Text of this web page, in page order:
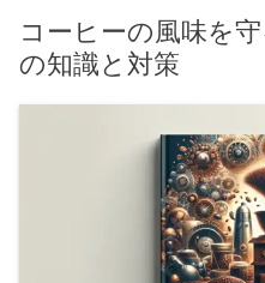
コーヒーの風味を
の知識と対策